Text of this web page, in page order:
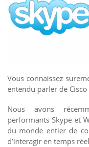
Vous connaissez
entendu parler de Cisco
Nous avons
performants Skype et
du monde entier de
d’interagir en temps